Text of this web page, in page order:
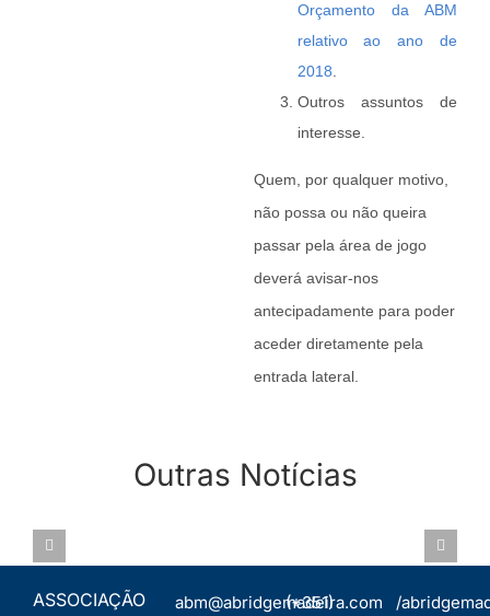
Orçamento da ABM
relativo ao ano de
2018.
Outros assuntos de
interesse.
Quem, por qualquer motivo,
não possa ou não queira
passar pela área de jogo
deverá avisar-nos
antecipadamente para poder
aceder diretamente pela
entrada lateral.
Outras Notícias
REGIONAL
ETAPA 1 –
CAMPEONATO
GERAL
19.OUT.2022
ASSOCIAÇÃO
abm@abridgemadeira.com
(+351) /